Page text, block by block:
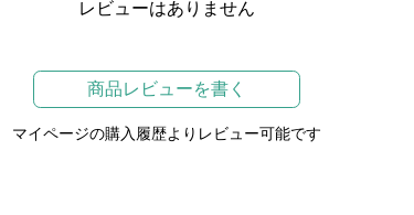
レビューはありません
商品レビューを書く
マイページの購入履歴よりレビュー可能です